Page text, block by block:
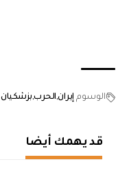
الوسوم إيران الحرب بزشكيان
قد يهمك أيضا